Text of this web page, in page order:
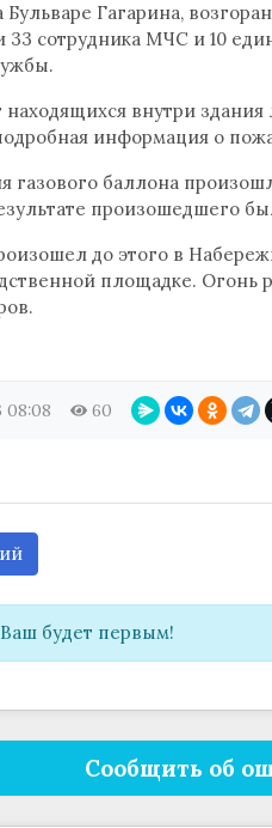
Бульваре Гагарина,
сотрудника МЧС и 10
находящихся внутри
информация о
газового баллона
произошедшего
до этого в
площадке. Огонь
08:08 60
будет первым!
Сообщить об